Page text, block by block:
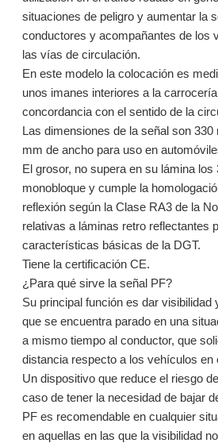
situaciones de peligro y aumentar la
conductores y acompañantes de los
las vías de circulación.
En este modelo la colocación es
unos imanes interiores a la
concordancia con el sentido de la
Las dimensiones de la señal son 330
mm de ancho para uso en
El grosor, no supera en su lámina
monobloque y cumple la
reflexión según la Clase RA3 de la
relativas a láminas retro reflectantes
características básicas de la DGT.
Tiene la certificación CE.
¿Para qué sirve la señal PF?
Su principal función es dar visibilidad
que se encuentra parado en una
a mismo tiempo al conductor, que
distancia respecto a los vehículos en
Un dispositivo que reduce el riesgo
caso de tener la necesidad de bajar
PF es recomendable en cualquier
en aquellas en las que la visibilidad